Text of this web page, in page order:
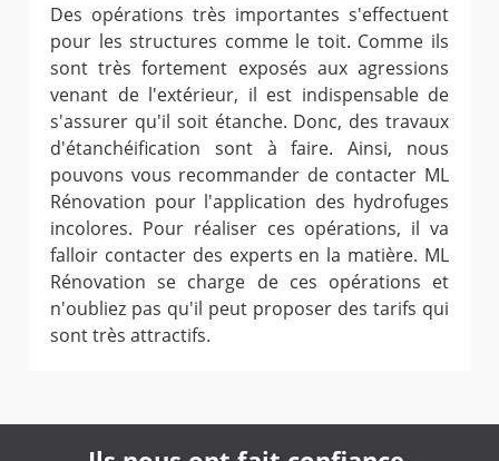
Des opérations très importantes s'effectuent
pour les structures comme le toit. Comme ils
sont très fortement exposés aux agressions
venant de l'extérieur, il est indispensable de
s'assurer qu'il soit étanche. Donc, des travaux
d'étanchéification sont à faire. Ainsi, nous
pouvons vous recommander de contacter ML
Rénovation pour l'application des hydrofuges
incolores. Pour réaliser ces opérations, il va
falloir contacter des experts en la matière. ML
Rénovation se charge de ces opérations et
n'oubliez pas qu'il peut proposer des tarifs qui
sont très attractifs.